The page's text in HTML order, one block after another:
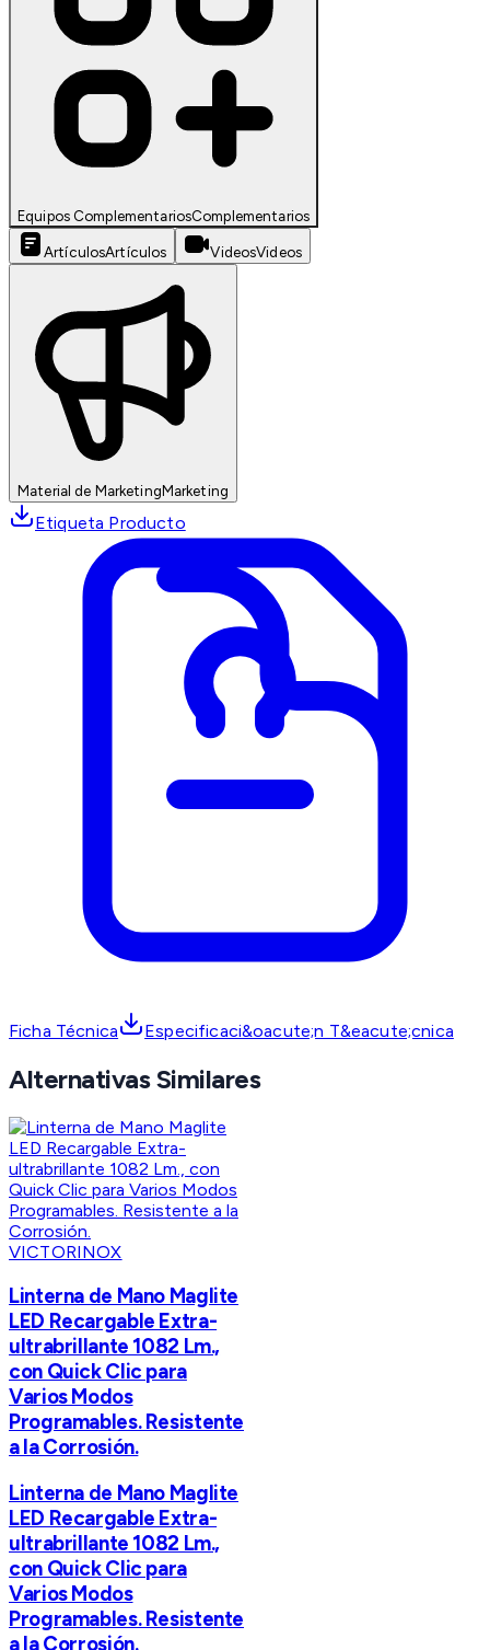
Equipos ComplementariosComplementarios
ArtículosArtículos VideosVideos
Material de MarketingMarketing
Etiqueta Producto
Ficha Técnica Especificaci&oacute;n T&eacute;cnica
Alternativas Similares
VICTORINOX
Linterna de Mano Maglite
LED Recargable Extra-
ultrabrillante 1082 Lm.,
con Quick Clic para
Varios Modos
Programables. Resistente
a la Corrosión.
Linterna de Mano Maglite
LED Recargable Extra-
ultrabrillante 1082 Lm.,
con Quick Clic para
Varios Modos
Programables. Resistente
a la Corrosión.